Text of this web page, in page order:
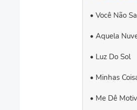
Você Não
Aquela
Luz Do Sol
Minhas
Me Dê